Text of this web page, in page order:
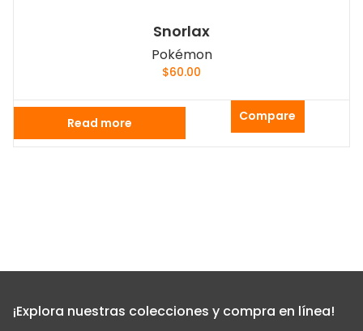
Snorlax
Pokémon
$60.00
Read more Compare
¡Explora nuestras colecciones y compra en línea!